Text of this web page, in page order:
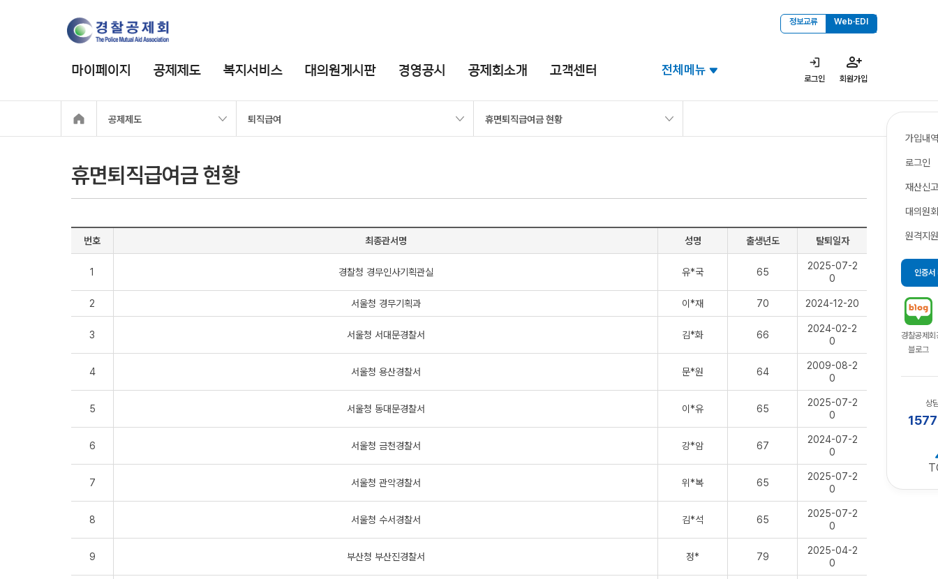
정보교류 Web·EDI
전체메뉴
로그인 회원가입
마이페이지 공제제도 복지서비스 대의원게시판 경영공시 공제회소개 고객센터
공제제도 퇴직급여 휴면퇴직급여금 현황
휴면퇴직급여금 현황
번호 최종관서명 성명 출생년도 탈퇴일자
1 경찰청 경무인사기획관실 유*국 65
2025-07-2
0
2 서울청 경무기획과 이*재 70 2024-12-20
3 서울청 서대문경찰서 김*화 66
2024-02-2
0
4 서울청 용산경찰서 문*원 64
2009-08-2
0
5 서울청 동대문경찰서 이*유 65
2025-07-2
0
6 서울청 금천경찰서 강*암 67
2024-07-2
0
7 서울청 관악경찰서 위*복 65
2025-07-2
0
8 서울청 수서경찰서 김*석 65
2025-07-2
0
9 부산청 부산진경찰서 정* 79
2025-04-2
0
가입내역
로그인
재산신고
대의원회
원격지원
인증서
경찰공제회
블로그
상